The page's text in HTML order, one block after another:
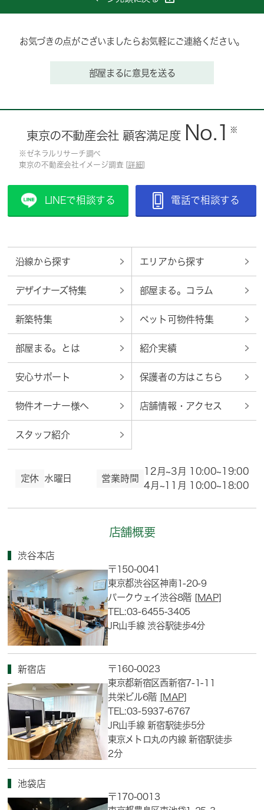
お気づきの点がございましたらお気軽にご連絡ください。
部屋まるに意見を送る
東京の不動産会社 顧客満足度 No.1 ※
※ゼネラルリサーチ調べ
東京の不動産会社イメージ調査 [詳細]
LINEで相談する 電話で相談する
沿線から探す エリアから探す
デザイナーズ特集 部屋まる。コラム
新築特集 ペット可物件特集
部屋まる。とは 紹介実績
安心サポート 保護者の方はこちら
物件オーナー様へ 店舗情報・アクセス
スタッフ紹介
定休 水曜日 営業時間
12月~3月 10:00~19:00
4月~11月 10:00~18:00
店舗概要
渋谷本店
〒150-0041
東京都渋谷区神南1-20-9
パークウェイ渋谷8階 [MAP]
TEL:03-6455-3405
JR山手線 渋谷駅徒歩4分
新宿店
〒160-0023
東京都新宿区西新宿7-1-11
共栄ビル6階 [MAP]
TEL:03-5937-6767
JR山手線 新宿駅徒歩5分
東京メトロ丸の内線 新宿駅徒歩
2分
池袋店
〒170-0013